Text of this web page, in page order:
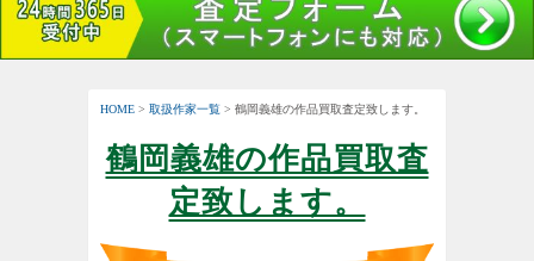
HOME > 取扱作家一覧 > 鶴岡義雄の作品買取査定致します。
鶴岡義雄の作品買取査
定致します。